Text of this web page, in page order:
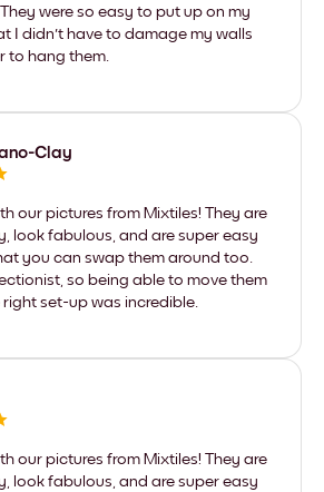
were so easy to put up on my
I didn't have to damage my walls
to hang them.
Clay
our pictures from Mixtiles! They are
look fabulous, and are super easy
you can swap them around too.
so being able to move them
set-up was incredible.
our pictures from Mixtiles! They are
look fabulous, and are super easy